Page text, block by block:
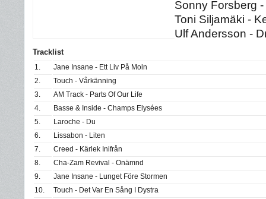
Sonny Forsberg
Toni Siljamäki -
Ulf Andersson -
Tracklist
1.
Jane Insane - Ett Liv På Moln
2.
Touch - Vårkänning
3.
AM Track - Parts Of Our Life
4.
Basse & Inside - Champs Elysées
5.
Laroche - Du
6.
Lissabon - Liten
7.
Creed - Kärlek Inifrån
8.
Cha-Zam Revival - Onämnd
9.
Jane Insane - Lunget Före Stormen
10.
Touch - Det Var En Sång I Dystra